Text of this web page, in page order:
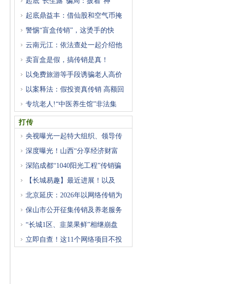
起底鼎益丰：借仙股和空气币掩
警惕“盲盒传销”，这烫手的快
云南元江：依法查处一起介绍他
卖盲盒是假，搞传销是真！
以免费旅游等手段诱骗老人高价
以案释法：假投资真传销 高额回
专坑老人!“中医养生馆”非法集
打传
央视曝光一起特大组织、领导传
深度曝光！山西“分享经济财富
深陷成都“1040阳光工程”传销骗
【长城易趣】最近进展！以及
北京延庆：2026年以网络传销为
保山市公开征集传销及养老服务
“长城1区、韭菜果鲜”相继崩盘
立即自查！这11个网络项目不投